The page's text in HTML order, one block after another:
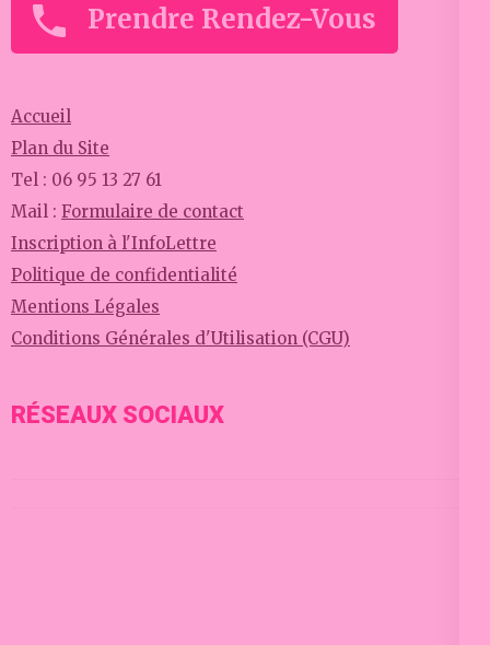
Prendre Rendez-Vous
Accueil
Plan du Site
Tel : 06 95 13 27 61
Mail : Formulaire de contact
Inscription à l'InfoLettre
Politique de confidentialité
Mentions Légales
Conditions Générales d'Utilisation (CGU)
RÉSEAUX SOCIAUX